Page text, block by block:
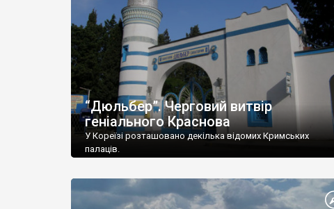
“Дюльбер”. Черговий витвір
геніального Краснова
У Кореїзі розташовано декілька відомих Кримських
палаців.